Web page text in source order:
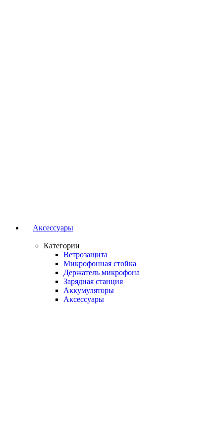
Аксессуары
Категории
Ветрозащита
Микрофонная стойка
Держатель микрофона
Зарядная станция
Аккумуляторы
Аксессуары